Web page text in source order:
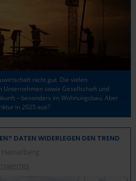
Sie auf die Schaltfläche
Ende der Webseite klicken.
Sie in unserer
und im Impressum
nicht gut. Die vielen
sowie Gesellschaft und
– besonders im Wohnungsbau. Aber
in 2025 aus?
DATEN WIDERLEGEN DEN TREND
Hasselberg